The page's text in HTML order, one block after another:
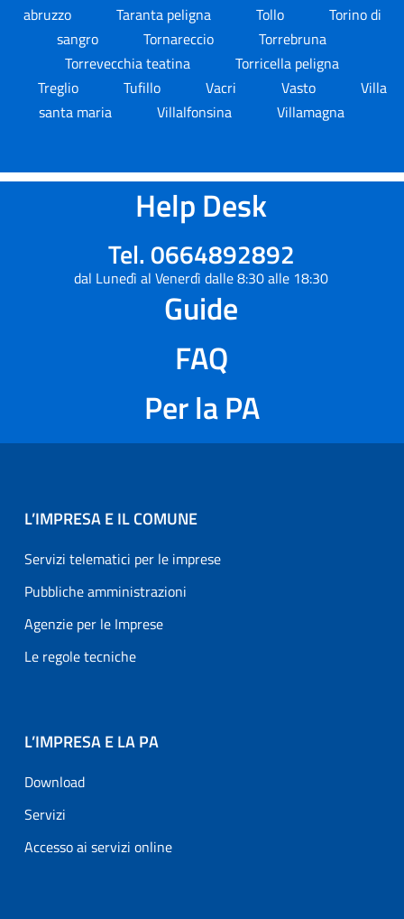
abruzzo
Taranta peligna Tollo
Torino di
sangro
Tornareccio
Torrebruna
Torrevecchia teatina
Torricella peligna
Treglio
Tufillo Vacri Vasto
Villa
santa maria
Villalfonsina Villamagna
Help Desk
Tel. 0664892892
dal Lunedì al Venerdì dalle 8:30 alle 18:30
Guide
FAQ
Per la PA
L’IMPRESA E IL COMUNE
Servizi telematici per le imprese
Pubbliche amministrazioni
Agenzie per le Imprese
Le regole tecniche
L’IMPRESA E LA PA
Download
Servizi
Accesso ai servizi online